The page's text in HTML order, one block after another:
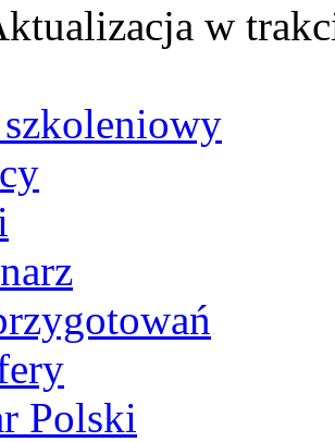
w
szkoleniowy
Polski